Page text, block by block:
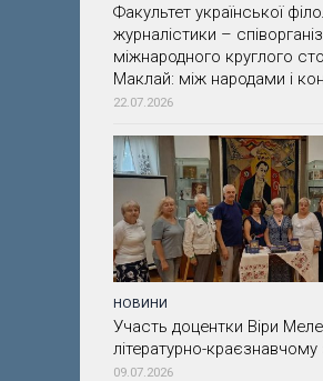
Факультет української
журналістики –
міжнародного круглого
Маклай: між народами і
22.07.2026
НОВИНИ
Участь доцентки Віри
літературно-краєзнавчому
09.07.2026